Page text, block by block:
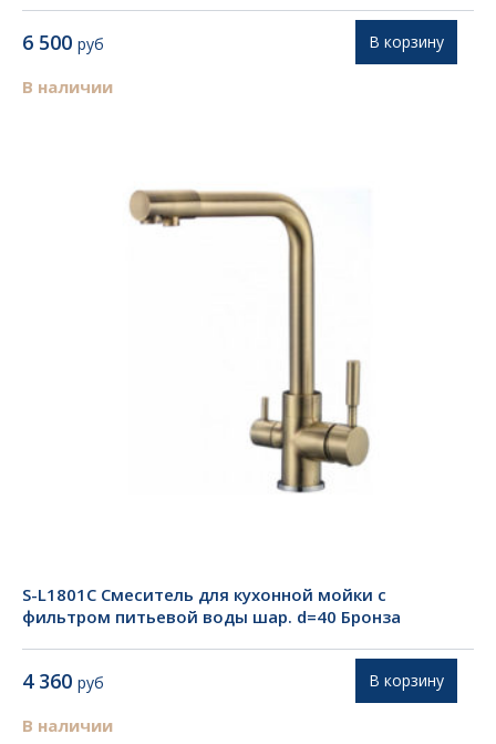
6 500 руб
В наличии
В корзину
S-L1801С Смеситель для кухонной мойки с
фильтром питьевой воды шар. d=40 Бронза
4 360 руб
В наличии
В корзину